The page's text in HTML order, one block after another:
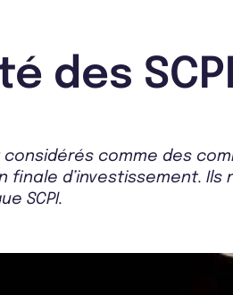
des SCPI
comme des
finale d’investissement.
SCPI.